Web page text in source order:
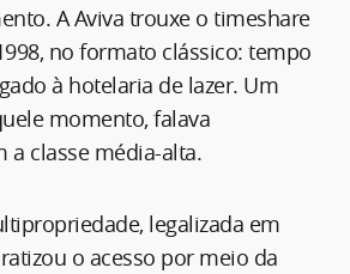
A Aviva trouxe o timeshare
no formato clássico: tempo
à hotelaria de lazer. Um
momento, falava
a classe média-alta.
legalizada em
o acesso por meio da